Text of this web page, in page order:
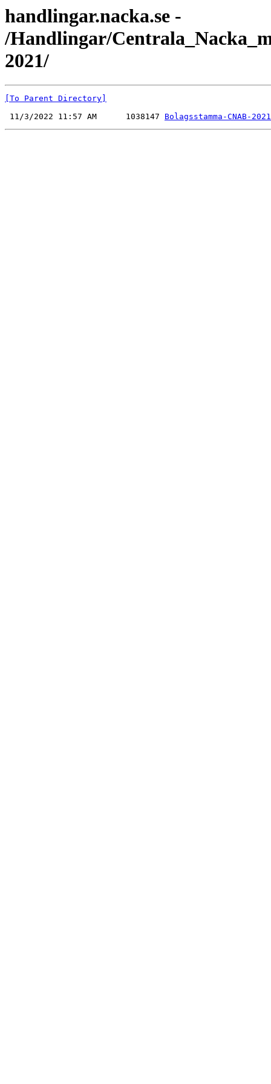
handlingar.nacka.se -
/Handlingar/
2021/
[To Parent Directory]
11/3/2022 11:57 AM      1038147 Bolagsstamma-CNAB-